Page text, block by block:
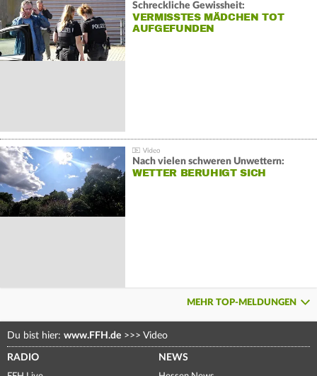
Schreckliche Gewissheit:
VERMISSTES MÄDCHEN TOT
AUFGEFUNDEN
Nach vielen schweren Unwettern:
WETTER BERUHIGT SICH
MEHR TOP-MELDUNGEN
Du bist hier: www.FFH.de >>> Video
RADIO NEWS